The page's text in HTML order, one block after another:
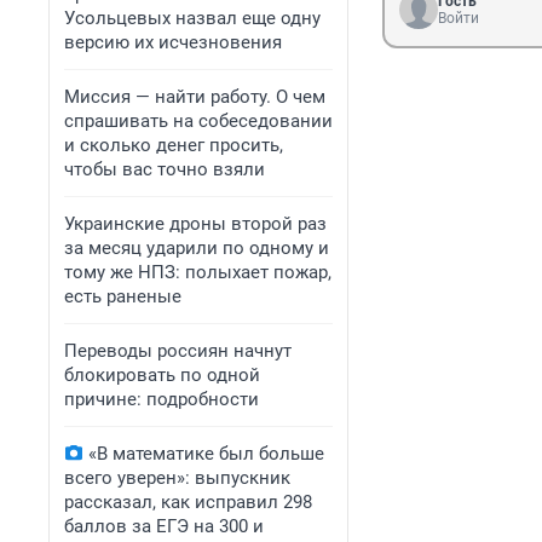
Усольцевых назвал еще одну
версию их исчезновения
Миссия — найти работу. О чем
спрашивать на собеседовании
и сколько денег просить,
чтобы вас точно взяли
Украинские дроны второй раз
за месяц ударили по одному и
тому же НПЗ: полыхает пожар,
есть раненые
Переводы россиян начнут
блокировать по одной
причине: подробности
«В математике был больше
всего уверен»: выпускник
рассказал, как исправил 298
баллов за ЕГЭ на 300 и
Войти